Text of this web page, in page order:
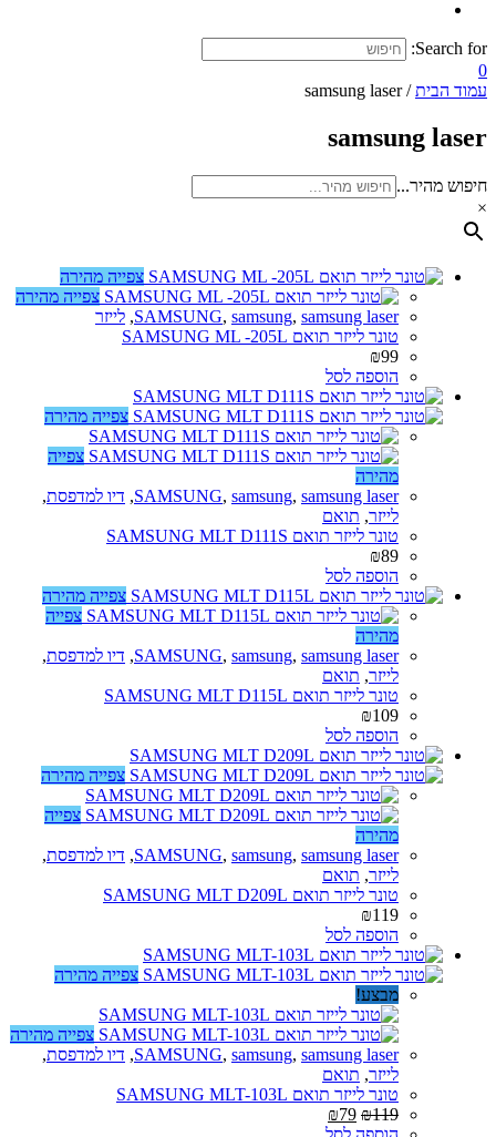
Search for:
0
עמוד הבית/ samsung laser
samsung laser
חיפוש מהיר...
×
צפייה מהירה
צפייה מהירה
SAMSUNG, samsung, samsung laser
, לייזר
טונר לייזר תואם SAMSUNG ML -205L
₪99
הוספה לסל
צפייה מהירה
צפייה
מהירה
SAMSUNG, samsung, samsung laser
, דיו למדפסת,
לייזר, תואם
טונר לייזר תואם SAMSUNG MLT D111S
₪89
הוספה לסל
צפייה מהירה
צפייה
מהירה
SAMSUNG, samsung, samsung laser
, דיו למדפסת,
לייזר, תואם
טונר לייזר תואם SAMSUNG MLT D115L
₪109
הוספה לסל
צפייה מהירה
צפייה
מהירה
SAMSUNG, samsung, samsung laser
, דיו למדפסת,
לייזר, תואם
טונר לייזר תואם SAMSUNG MLT D209L
₪119
הוספה לסל
צפייה מהירה
מבצע!
צפייה מהירה
SAMSUNG, samsung, samsung laser
, דיו למדפסת,
לייזר, תואם
טונר לייזר תואם SAMSUNG MLT-103L
₪119
₪79